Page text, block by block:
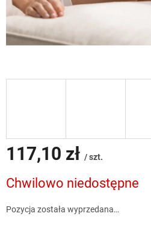
117,10 zł / szt.
jednostkowa:
Chwilowo niedostępne
Pozycja została wyprzedana…